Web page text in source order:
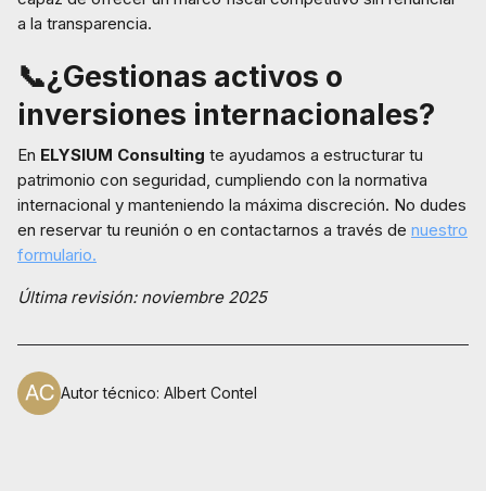
a la transparencia.
📞¿Gestionas activos o
inversiones internacionales?
En ELYSIUM Consulting te ayudamos a estructurar tu
patrimonio con seguridad, cumpliendo con la normativa
internacional y manteniendo la máxima discreción. No dudes
en reservar tu reunión o en contactarnos a través de nuestro
formulario.
Última revisión: noviembre 2025
Autor técnico: Albert Contel